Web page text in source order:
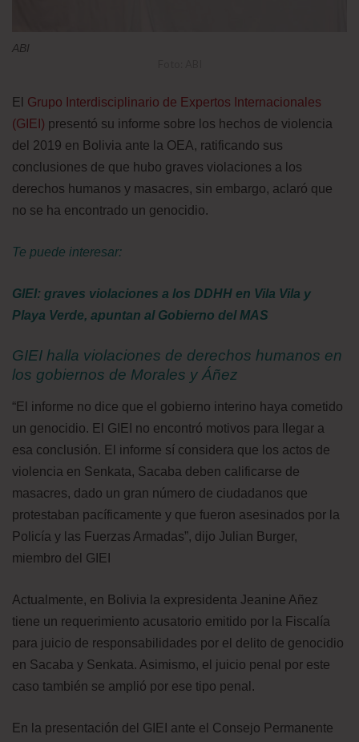
ABI
El Grupo Interdisciplinario de Expertos Internacionales
(GIEI) presentó su informe sobre los hechos de violencia
del 2019 en Bolivia ante la OEA, ratificando sus
conclusiones de que hubo graves violaciones a los
derechos humanos y masacres, sin embargo, aclaró que
no se ha encontrado un genocidio.
Te puede interesar:
GIEI: graves violaciones a los DDHH en Vila Vila y
Playa Verde, apuntan al Gobierno del MAS
GIEI halla violaciones de derechos humanos en
los gobiernos de Morales y Áñez
“El informe no dice que el gobierno interino haya cometido
un genocidio. El GIEI no encontró motivos para llegar a
esa conclusión. El informe sí considera que los actos de
violencia en Senkata, Sacaba deben calificarse de
masacres, dado un gran número de ciudadanos que
protestaban pacíficamente y que fueron asesinados por la
Policía y las Fuerzas Armadas”, dijo Julian Burger,
miembro del GIEI
Actualmente, en Bolivia la expresidenta Jeanine Añez
tiene un requerimiento acusatorio emitido por la Fiscalía
para juicio de responsabilidades por el delito de genocidio
en Sacaba y Senkata. Asimismo, el juicio penal por este
caso también se amplió por ese tipo penal.
En la presentación del GIEI ante el Consejo Permanente